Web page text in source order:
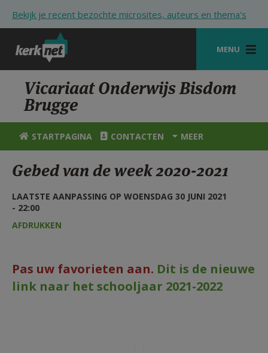
Bekijk je recent bezochte microsites, auteurs en thema's
MENU
STARTPAGINA
KERK
VIERINGEN
HULP
STARTPAGINA PORTAAL
AANMELDEN OF REGISTREREN
Vicariaat Onderwijs Bisdom
Brugge
STARTPAGINA CONTACTEN MEER
Gebed van de week 2020-2021
LAATSTE AANPASSING OP WOENSDAG 30 JUNI 2021
- 22:00
AFDRUKKEN
Pas uw favorieten aan. Dit is de nieuwe
link naar het schooljaar 2021-2022